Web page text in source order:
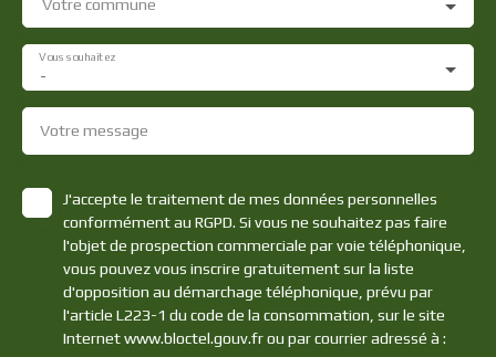
Votre commune
-
Vous souhaitez
Votre message
J'accepte le traitement de mes données personnelles
conformément au RGPD. Si vous ne souhaitez pas faire
l'objet de prospection commerciale par voie téléphonique,
vous pouvez vous inscrire gratuitement sur la liste
d'opposition au démarchage téléphonique, prévu par
l'article L223-1 du code de la consommation, sur le site
Internet www.bloctel.gouv.fr ou par courrier adressé à :